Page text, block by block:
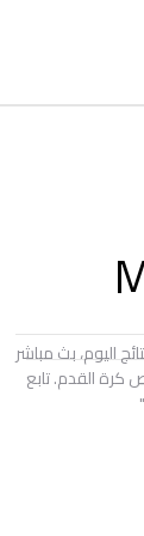
اليوم، بث مباشر
كرة القدم. تابع